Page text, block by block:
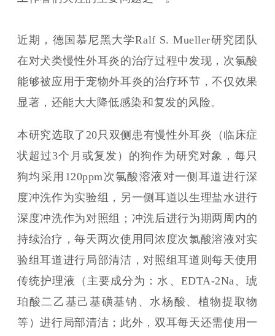
近期，德国慕尼黑大学Ralf S. Mueller研究团队
在对犬类慢性外耳炎的治疗过程中发现，次氯酸
能够被应用于宠物外耳炎的治疗环节，不仅效果
显著，还能大大降低感染和复发的风险。
本研究选取了20只双侧患有慢性外耳炎（临床症
状超过3个月或复发）的狗作为研究对象，每只
狗均采用120ppm次氯酸溶液对一侧耳道进行深
度冲洗作为实验组，另一侧耳道以生理盐水进行
深度冲洗作为对照组；冲洗后进行为期两周内的
持续治疗，每天两次使用同浓度次氯酸溶液对实
验组耳道进行局部清洁，对照组耳道则每天使用
传统护理液（主要成分为：水、EDTA-2Na、琥
珀酸二乙基己基磺基钠、水杨酸、植物提取物
等）进行局部清洁；此外，双耳每天还需使用一